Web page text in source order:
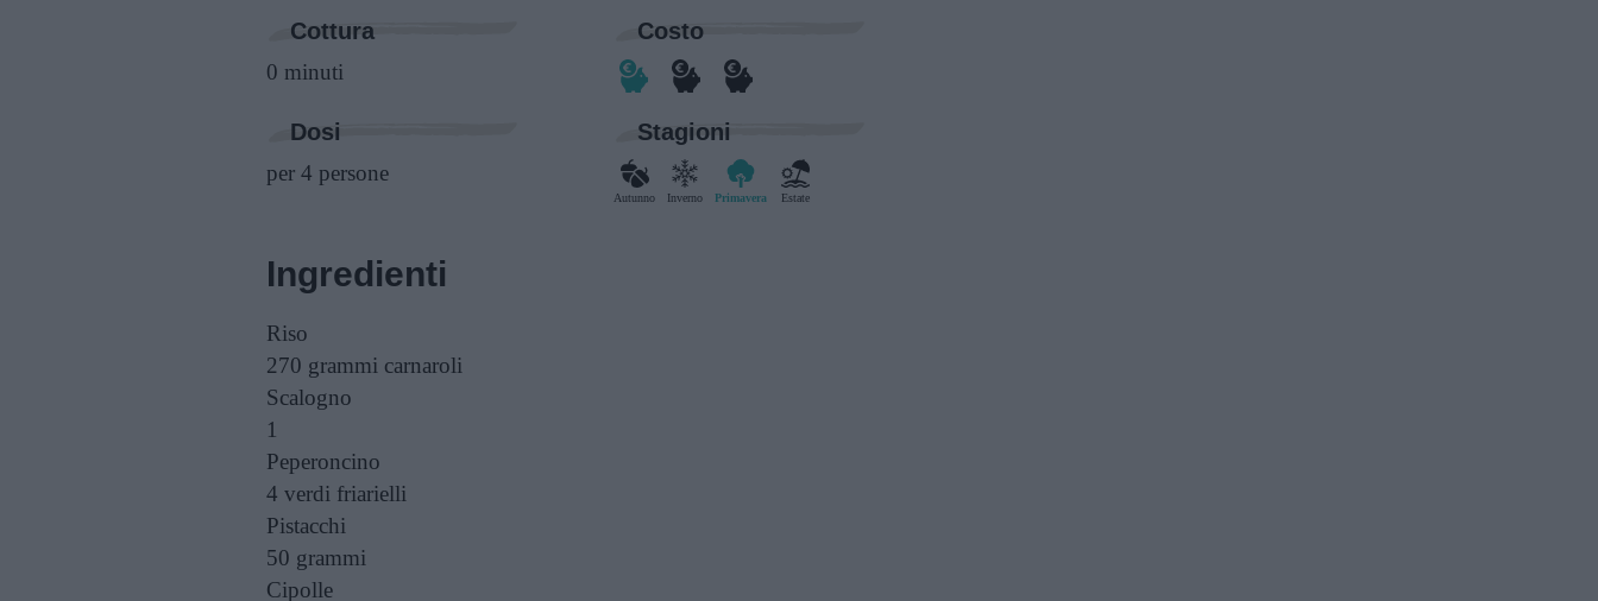
Cottura
0 minuti
Costo
Dosi
per 4 persone
Stagioni
Autunno Inverno Primavera Estate
Ingredienti
Riso
270 grammi carnaroli
Scalogno
1
Peperoncino
4 verdi friarielli
Pistacchi
50 grammi
Cipolle